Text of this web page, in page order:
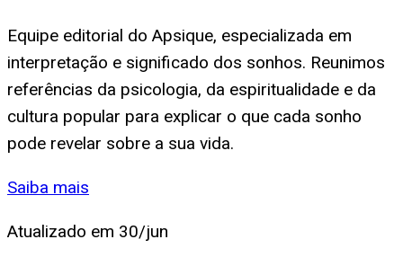
Equipe editorial do Apsique, especializada em
interpretação e significado dos sonhos. Reunimos
referências da psicologia, da espiritualidade e da
cultura popular para explicar o que cada sonho
pode revelar sobre a sua vida.
Saiba mais
Atualizado em 30/jun